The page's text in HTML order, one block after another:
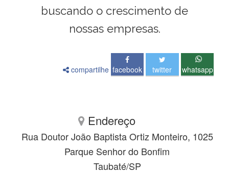
buscando o crescimento de
nossas empresas.
compartilhe facebook twitter whatsapp
Endereço
Rua Doutor João Baptista Ortiz Monteiro, 1025
Parque Senhor do Bonfim
Taubaté/SP